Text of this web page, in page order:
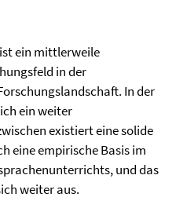
ein mittlerweile
in der
In der
ein weiter
existiert eine solide
eine empirische Basis im
und das
weiter aus.